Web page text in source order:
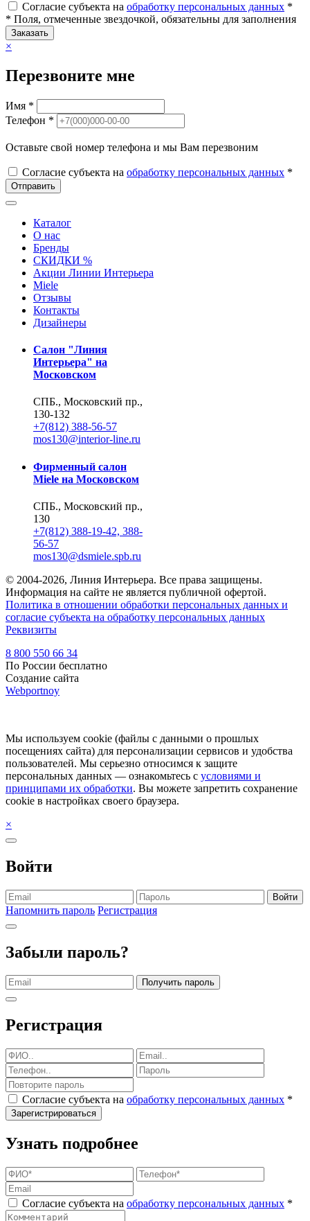
Согласие субъекта на обработку персональных данных *
* Поля, отмеченные звездочкой, обязательны для заполнения
Заказать
×
Перезвоните мне
Имя *
Телефон *
Оставьте свой номер телефона и мы Вам перезвоним
Согласие субъекта на обработку персональных данных *
Отправить
Каталог
О нас
Бренды
СКИДКИ %
Акции Линии Интерьера
Miele
Отзывы
Контакты
Дизайнеры
Салон "Линия
Интерьера" на
Московском
СПБ., Московский пр.,
130-132
+7(812) 388-56-57
mos130@interior-line.ru
Фирменный салон
Miele на Московском
СПБ., Московский пр.,
130
+7(812) 388-19-42, 388-
56-57
mos130@dsmiele.spb.ru
© 2004-2026, Линия Интерьера. Все права защищены.
Информация на сайте не является публичной офертой.
Политика в отношении обработки персональных данных и
согласие субъекта на обработку персональных данных
Реквизиты
8 800 550 66 34
По России бесплатно
Создание сайта
Webportnoy
Мы используем cookie (файлы с данными о прошлых
посещениях сайта) для персонализации сервисов и удобства
пользователей. Мы серьезно относимся к защите
персональных данных — ознакомьтесь с условиями и
принципами их обработки. Вы можете запретить сохранение
cookie в настройках своего браузера.
×
Войти
Войти
Напомнить пароль Регистрация
Забыли пароль?
Получить пароль
Регистрация
Согласие субъекта на обработку персональных данных *
Зарегистрироваться
Узнать подробнее
Согласие субъекта на обработку персональных данных *